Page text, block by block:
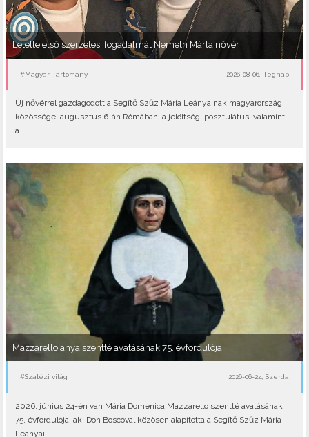
Letette első szerzetesi fogadalmát Németh Márta nővér
#Magyar Tartomány 2026-08-06, Tegnap
Új nővérrel gazdagodott a Segítő Szűz Mária Leányainak magyarországi
közössége: augusztus 6-án Rómában, a jelöltség, posztulátus, valamint
a..
Mazzarello anya szentté avatásának 75. évfordulója
#Szalézi világ 2026-06-24, Szerda
2026. június 24-én van Mária Domenica Mazzarello szentté avatásának
75. évfordulója, aki Don Boscóval közösen alapította a Segítő Szűz Mária
Leányai..